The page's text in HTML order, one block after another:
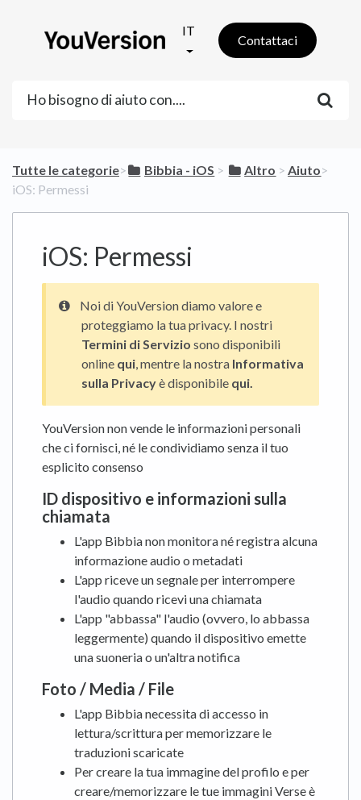
IT
Contattaci
Tutte le categorie​>​ ​Bibbia - iOS ​ > ​ ​Altro ​ > ​​Aiuto​>​
iOS: Permessi
iOS: Permessi
Noi di YouVersion diamo valore e
proteggiamo la tua privacy. I nostri
Termini di Servizio sono disponibili
online qui, mentre la nostra Informativa
sulla Privacyè disponibile qui.
YouVersion non vende le informazioni personali
che ci fornisci, né le condividiamo senza il tuo
esplicito consenso
ID dispositivo e informazioni sulla
chiamata
L'app Bibbia non monitora né registra alcuna
informazione audio o metadati
L'app riceve un segnale per interrompere
l'audio quando ricevi una chiamata
L'app "abbassa" l'audio (ovvero, lo abbassa
leggermente) quando il dispositivo emette
una suoneria o un'altra notifica
Foto / Media / File
L'app Bibbia necessita di accesso in
lettura/scrittura per memorizzare le
traduzioni scaricate
Per creare la tua immagine del profilo e per
creare/memorizzare le tue immagini Verse è